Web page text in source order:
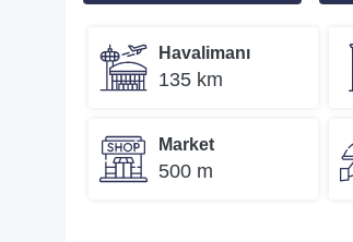
Havalimanı
135 km
Market
500 m